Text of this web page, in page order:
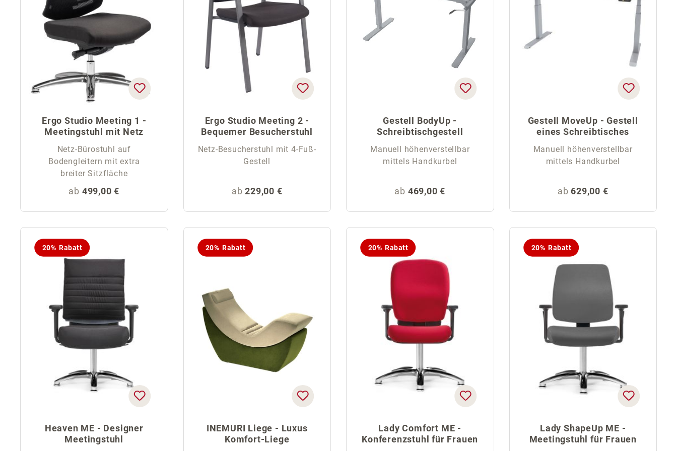
Ergo Studio Meeting 1 -
Meetingstuhl mit Netz
Netz-Bürostuhl auf
Bodengleitern mit extra
breiter Sitzfläche
Regulärer Preis:
ab 499,00 €
Ergo Studio Meeting 2 -
Bequemer Besucherstuhl
Netz-Besucherstuhl mit 4-Fuß-
Gestell
Regulärer Preis:
ab229,00 €
Gestell BodyUp -
Schreibtischgestell
Manuell höhenverstellbar
mittels Handkurbel
Regulärer Preis:
ab 469,00 €
Gestell MoveUp - Gestell
eines Schreibtisches
Manuell höhenverstellbar
mittels Handkurbel
Regulärer Preis:
ab 629,00 €
20% Rabatt
Heaven ME - Designer
Meetingstuhl
20% Rabatt
INEMURI Liege - Luxus
Komfort-Liege
20% Rabatt
Lady Comfort ME -
Konferenzstuhl für Frauen
20% Rabatt
Lady ShapeUp ME -
Meetingstuhl für Frauen